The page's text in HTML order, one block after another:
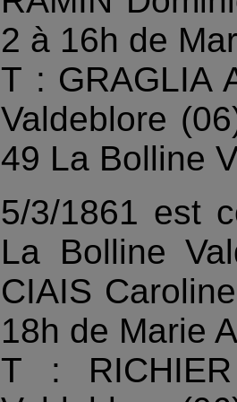
2 à 16h de
T : GRAGLIA
Valdeblore
49 La Bolline
5/3/1861 est
La Bolline
CIAIS
18h de Marie
T :